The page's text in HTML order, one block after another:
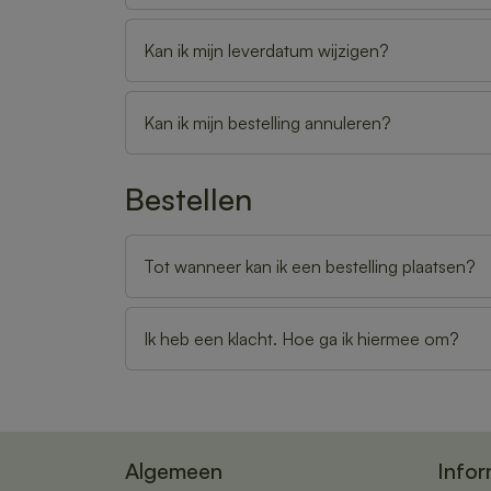
Kan ik mijn leverdatum wijzigen?
Kan ik mijn bestelling annuleren?
Bestellen
Tot wanneer kan ik een bestelling plaatsen?
Ik heb een klacht. Hoe ga ik hiermee om?
Algemeen